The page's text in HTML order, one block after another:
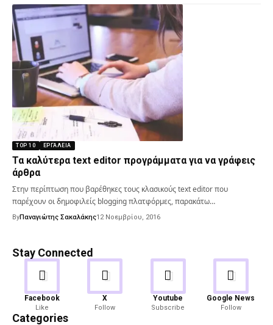
TOP 10 ΕΡΓΑΛΕΊΑ
Τα καλύτερα text editor προγράμματα για να γράφεις
άρθρα
Στην περίπτωση που βαρέθηκες τους κλασικούς text editor που
παρέχουν οι δημοφιλείς blogging πλατφόρμες, παρακάτω…
ByΠαναγιώτης Σακαλάκης12 Νοεμβρίου, 2016
Stay Connected
Facebook
Like
X
Follow
Youtube
Subscribe
Google News
Follow
Categories
Android
82 Articles
Gaming
19 Articles